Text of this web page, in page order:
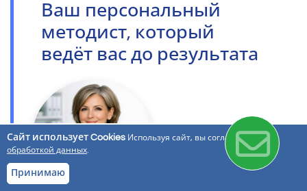
Ваш персональный
методист, который
ведёт вас до результата
Сайт использует Cookies Используя сайт, вы соглашаетесь с
обработкой данных.
Принимаю